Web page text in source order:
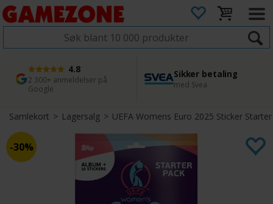
4.8
2 300+ anmeldelser på
Google
Sikker betaling
med Svea
1 dags levering
Bestill innen kl. 12
45 dager returfrist
Enkel retur
Samlekort> Lagersalg>UEFA Womens Euro 2025 Sticker Starter
30%